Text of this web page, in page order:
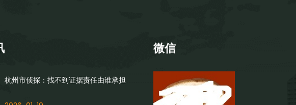
杭州市侦探：找不到证据责任由谁承担
微信